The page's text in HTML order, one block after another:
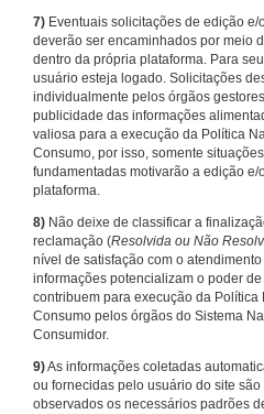
7) Eventuais solicitações de edição
deverão ser encaminhados por meio
dentro da própria plataforma. Para
usuário esteja logado. Solicitações
individualmente pelos órgãos
publicidade das informações
valiosa para a execução da Política
Consumo, por isso, somente
fundamentadas motivarão a edição
plataforma.
8) Não deixe de classificar a
reclamação (Resolvida ou Não
nível de satisfação com o
informações potencializam o poder
contribuem para execução da
Consumo pelos órgãos do Sistema
Consumidor.
9)As informações coletadas
ou fornecidas pelo usuário do site
observados os necessários padrões